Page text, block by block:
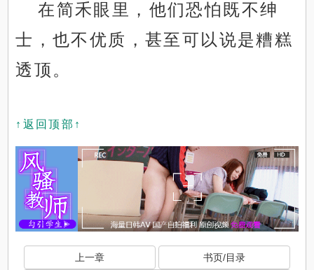
在简禾眼里，他们恐怕既不绅
士，也不优质，甚至可以说是糟糕
透顶。
↑返回顶部↑
上一章 书页/目录